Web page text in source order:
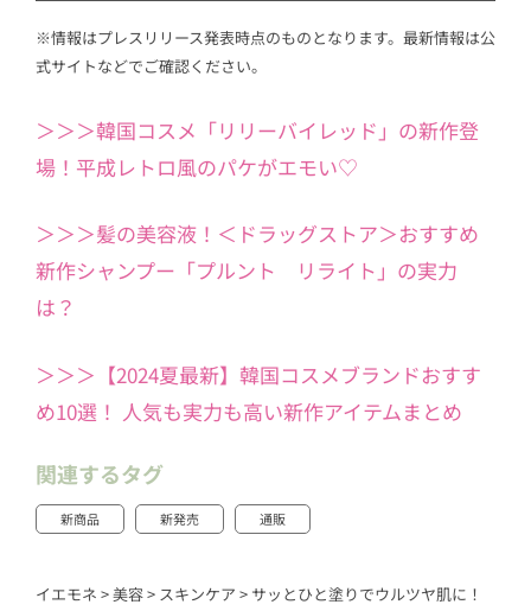
※情報はプレスリリース発表時点のものとなります。最新情報は公
式サイトなどでご確認ください。
＞＞＞韓国コスメ「リリーバイレッド」の新作登
場！平成レトロ風のパケがエモい♡
＞＞＞髪の美容液！＜ドラッグストア＞おすすめ
新作シャンプー「プルント リライト」の実力
は？
＞＞＞【2024夏最新】韓国コスメブランドおすす
め10選！ 人気も実力も高い新作アイテムまとめ
関連するタグ
新商品 新発売 通販
イエモネ >美容> スキンケア > サッとひと塗りでウルツヤ肌に！